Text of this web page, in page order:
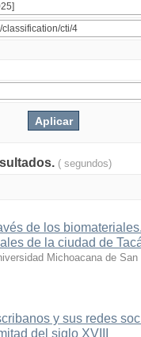
( segundos)
de los
de la ciudad de
Michoacana de
y sus redes
del siglo XVIII